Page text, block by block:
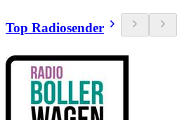
Top Radiosender